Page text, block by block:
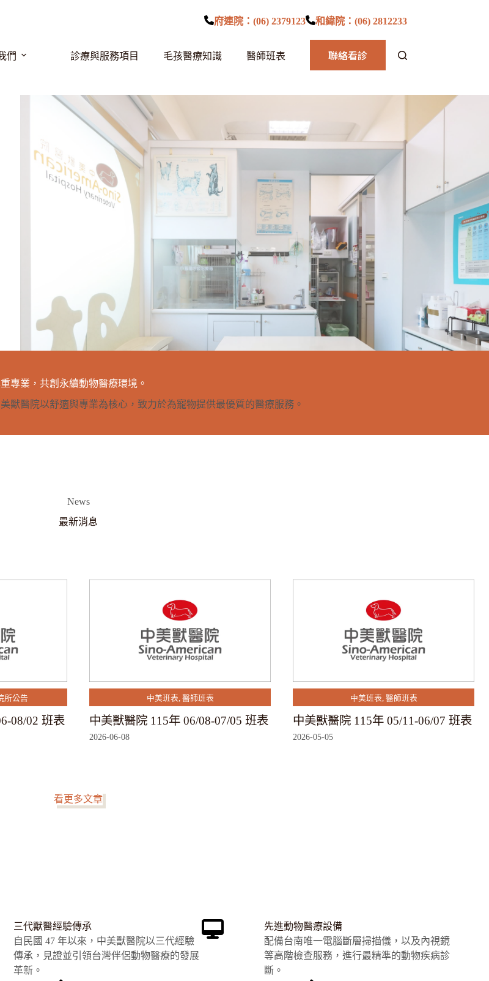
府連院：(06) 2379123 和緯院：(06) 2812233
們 診療與服務項目 毛孩醫療知識 醫師班表 聯絡看診
專業，共創永續動物醫療環境。
獸醫院以舒適與專業為核心，致力於為寵物提供最優質的醫療服務。
News
最新消息
所公告
08/02 班表
中美班表, 醫師班表
中美獸醫院 115年 06/08-07/05 班表
2026-06-08
中美班表, 醫師班表
中美獸醫院 115年 05/11-06/07 班表
2026-05-05
看更多文章
三代獸醫經驗傳承
自民國 47 年以來，中美獸醫院以三代經驗
傳承，見證並引領台灣伴侶動物醫療的發展
革新。
先進動物醫療設備
配備台南唯一電腦斷層掃描儀，以及內視鏡
等高階檢查服務，進行最精準的動物疾病診
斷。